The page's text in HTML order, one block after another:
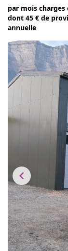
par mois charges
dont 45 € de
annuelle